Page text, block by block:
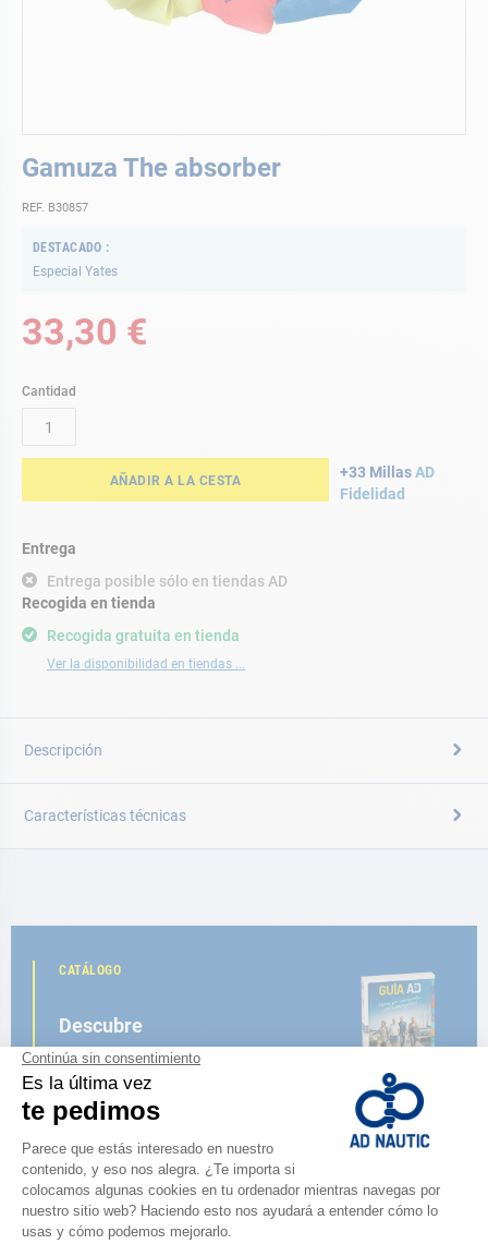
Gamuza The absorber
REF. B30857
DESTACADO
Especial Yates
33,30 €
Cantidad
AÑADIR A LA CESTA +33 MillasAD
Fidelidad
Entrega
Entrega posible sólo en tiendas AD
Recogida gratuita en tienda
Ver la disponibilidad en tiendas ...
Recogida en tienda
al
de
galería
de
Descripción
Características técnicas
CATÁLOGO
Descubre
la nueva guía AD 2026
NAVEGAR POR EL CATÁLOGO
ESPACIO FIDELIDAD